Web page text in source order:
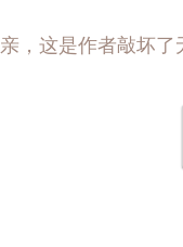
亲，这是作者敲坏